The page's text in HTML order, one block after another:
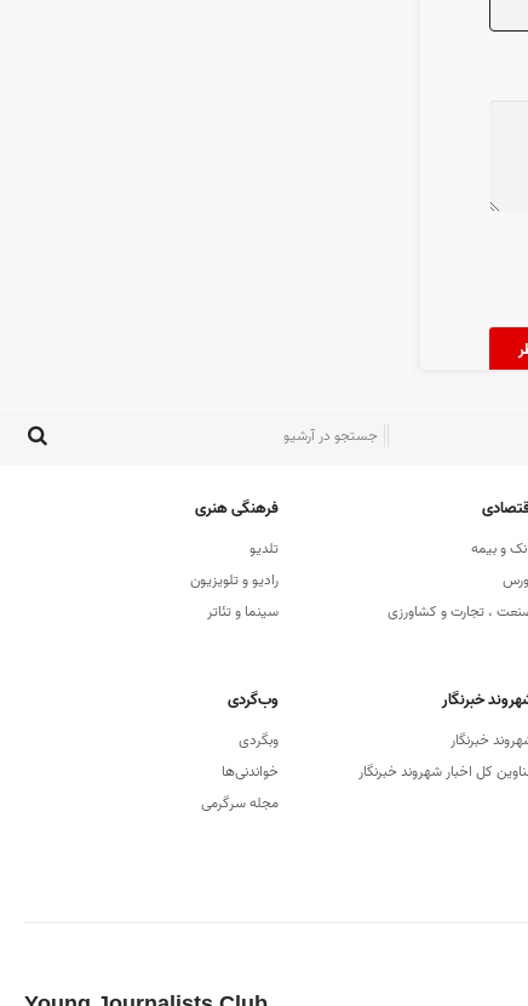
و بیمه
، تجارت و کشاورزی
فرهنگی هنری
تلدیو
رادیو و تلویزیون
سینما و تئاتر
خبرنگار
خبرنگار
کل اخبار شهروند خبرنگار
وب‌گردی
وبگردی
خواندنی‌ها
مجله سرگرمی